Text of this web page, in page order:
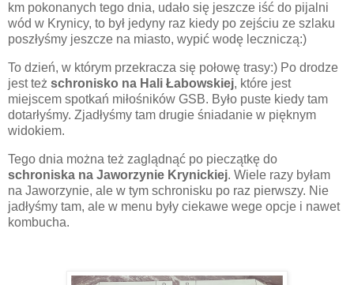
km pokonanych tego dnia, udało się jeszcze iść do pijalni
wód w Krynicy, to był jedyny raz kiedy po zejściu ze szlaku
poszłyśmy jeszcze na miasto, wypić wodę leczniczą:)
To dzień, w którym przekracza się połowę trasy:) Po drodze
jest też schronisko na Hali Łabowskiej, które jest
miejscem spotkań miłośników GSB. Było puste kiedy tam
dotarłyśmy. Zjadłyśmy tam drugie śniadanie w pięknym
widokiem.
Tego dnia można też zaglądnąć po pieczątkę do
schroniska na Jaworzynie Krynickiej. Wiele razy byłam
na Jaworzynie, ale w tym schronisku po raz pierwszy. Nie
jadłyśmy tam, ale w menu były ciekawe wege opcje i nawet
kombucha.